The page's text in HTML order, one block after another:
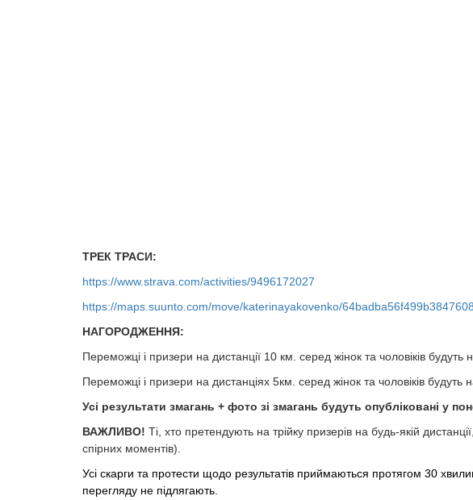
ТРЕК ТРАСИ:
https://www.strava.com/activities/9496172027
https://maps.suunto.com/move/katerinayakovenko/
НАГОРОДЖЕННЯ:
Переможці і призери на дистанції 10 км. серед жінок та чоловіків
Переможці і призери на дистанціях 5км. серед жінок та чоловіків
Усі результати змагань + фото зі змагань будуть опубліковані у
ВАЖЛИВО! Ті, хто претендують на трійку призерів на будь-якій
спірних моментів). ​​​​​​​
Усі скарги та протести щодо результатів приймаються протягом 30
перегляду не підлягають.